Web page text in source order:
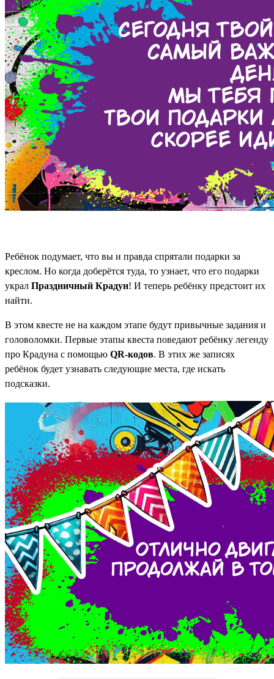
Ребёнок подумает, что вы и правда спрятали подарки за
креслом. Но когда доберётся туда, то узнает, что его подарки
украл Праздничный Крадун! И теперь ребёнку предстоит их
найти.
В этом квесте не на каждом этапе будут привычные задания и
головоломки. Первые этапы квеста поведают ребёнку легенду
про Крадуна с помощью QR-кодов. В этих же записях
ребёнок будет узнавать следующие места, где искать
подсказки.